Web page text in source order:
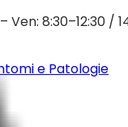
Ven: 8:30–12:30 /
e Patologie